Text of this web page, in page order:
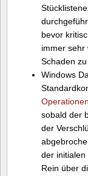
bevor
immer sehr
Schaden
Windows
Operationen
sobald der
der
der initialen
Rein über